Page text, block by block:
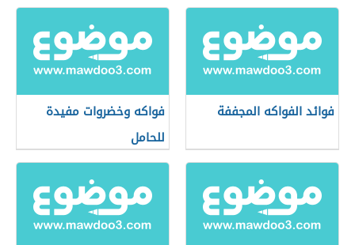
فوائد الفواكه المجففة
فواكه وخضروات مفيدة
للحامل